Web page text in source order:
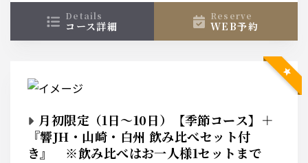
details
コース詳細
reserve
WEB予約
月初限定（1日～10日）【季節コース】＋
『響JH・山崎・白州 飲み比べセット付
き』 ※飲み比べはお一人様1セットまで